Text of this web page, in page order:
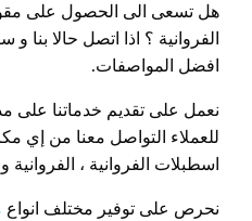
هل تسعى الى الحصول على
الفروانية ؟ اذا اتصل حالا بنا
افضل المواصفات.
للعملاء التواصل معنا من إي
اسطبلات الفروانية ،
نحرص على توفير مختلف انواع